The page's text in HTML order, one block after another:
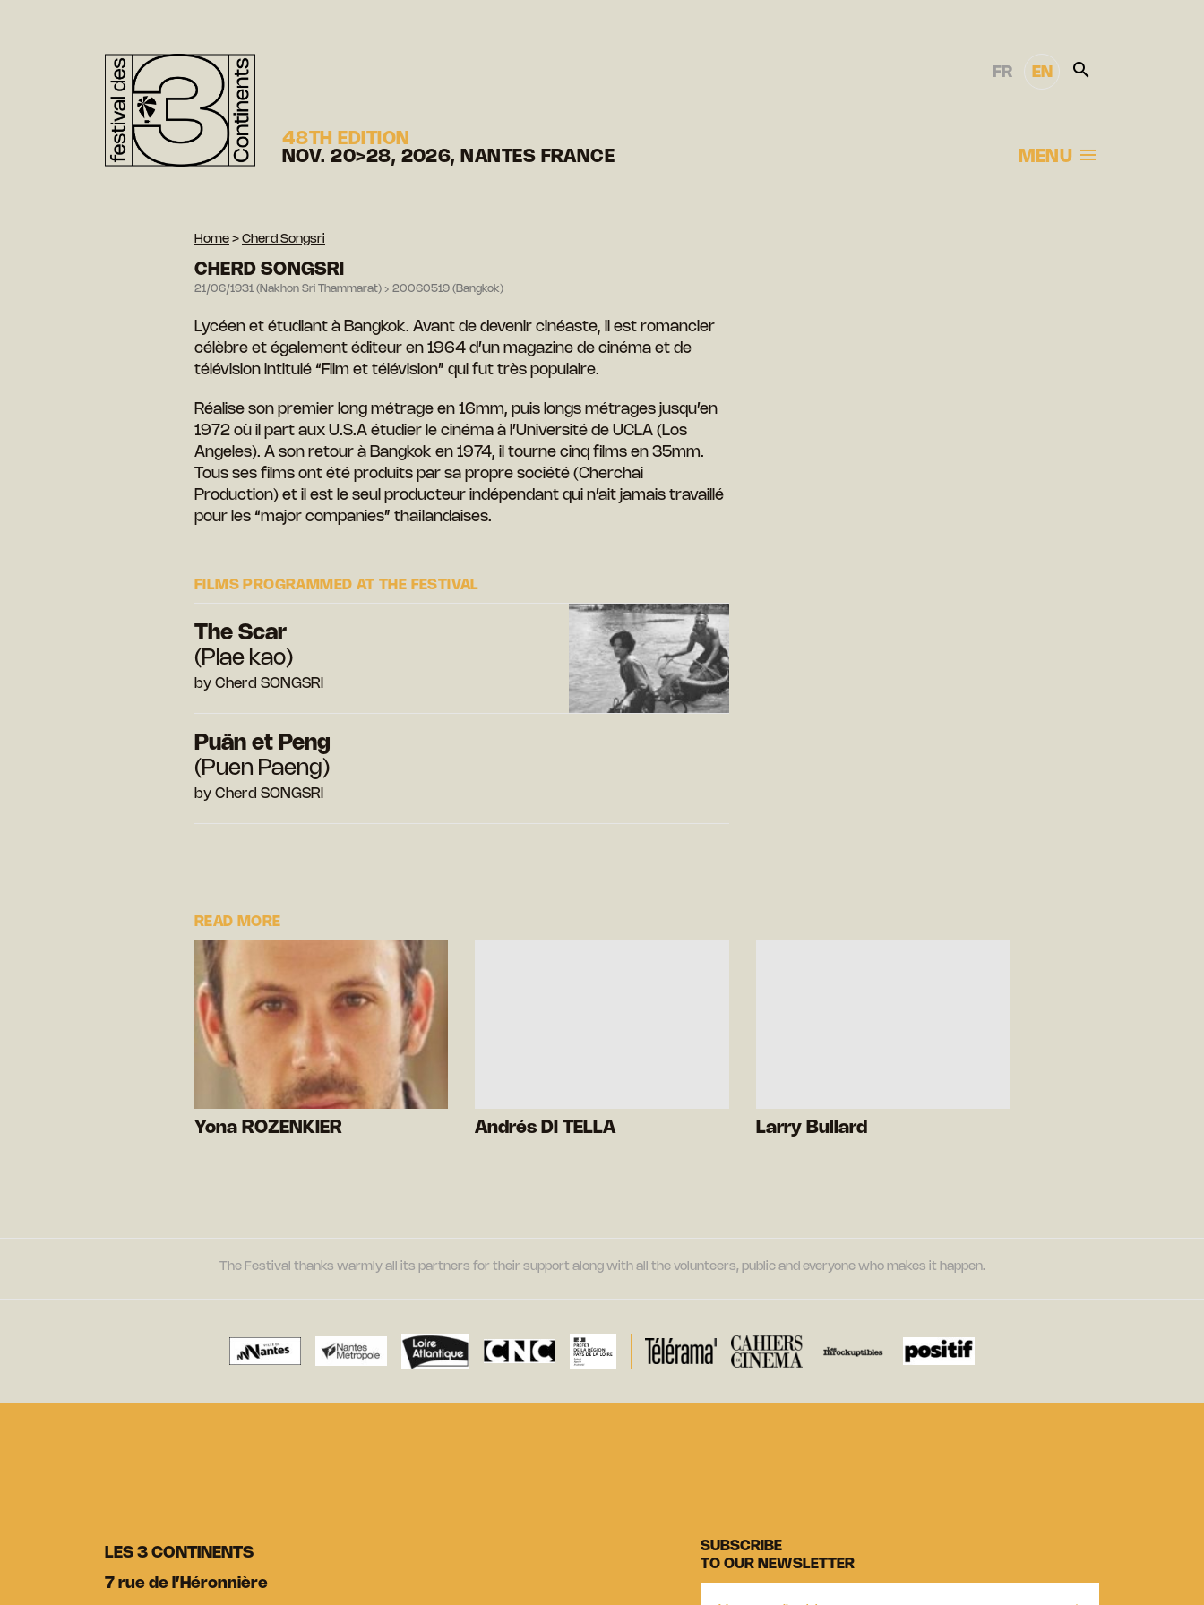
48TH EDITION
NOV. 20>28, 2026, NANTES FRANCE
FR EN
MENU
Home > Cherd Songsri
CHERD SONGSRI
21/06/1931 (Nakhon Sri Thammarat) › 20060519 (Bangkok)
Lycéen et étudiant à Bangkok. Avant de devenir cinéaste, il est romancier
célèbre et également éditeur en 1964 d’un magazine de cinéma et de
télévision intitulé “Film et télévision” qui fut très populaire.
Réalise son premier long métrage en 16mm, puis longs métrages jusqu’en
1972 où il part aux U.S.A étudier le cinéma à l’Université de UCLA (Los
Angeles). A son retour à Bangkok en 1974, il tourne cinq films en 35mm.
Tous ses films ont été produits par sa propre société (Cherchai
Production) et il est le seul producteur indépendant qui n’ait jamais travaillé
pour les “major companies” thaîlandaises.
FILMS PROGRAMMED AT THE FESTIVAL
The Scar
(Plae kao)
by Cherd SONGSRI
Puän et Peng
(Puen Paeng)
by Cherd SONGSRI
READ MORE
Yona ROZENKIER Andrés DI TELLA Larry Bullard
The Festival thanks warmly all its partners for their support along with all the volunteers, public and everyone who makes it happen.
LES 3 CONTINENTS
7 rue de l’Héronnière
SUBSCRIBE
TO OUR NEWSLETTER